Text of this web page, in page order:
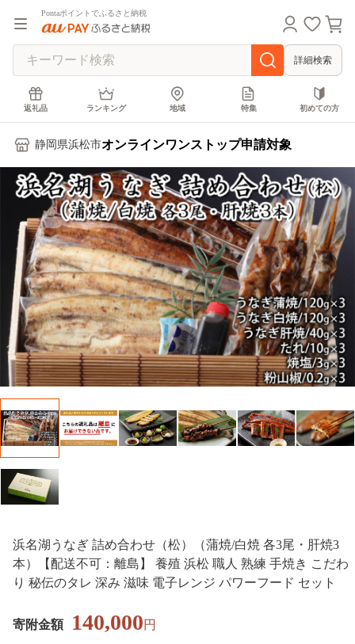
Pontaポイントでふるさと納税
詳細検索
返礼品 ランキング 地域 特集 初めての方
静岡県浜松市オンラインワンストップ申請対象
浜名湖うなぎ 詰め合わせ（松）（蒲焼/白焼 各3尾・肝焼3
本）【配送不可：離島】 養殖 浜松 職人 熟練 手焼き こだわ
り 秘伝のタレ 深み 滋味 電子レンジ パワーフード セット
寄附金額 140,000円